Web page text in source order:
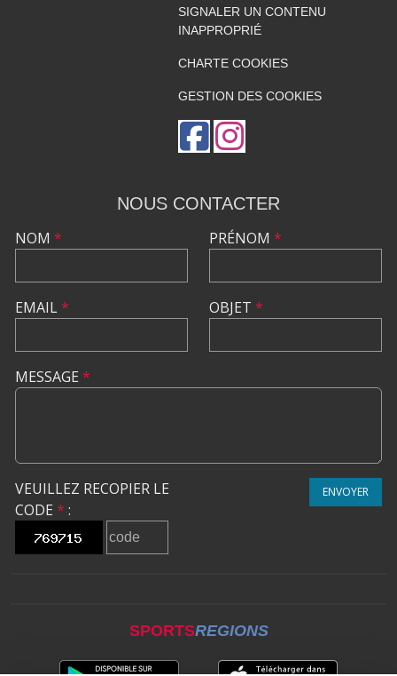
SIGNALER UN CONTENU
INAPPROPRIÉ
CHARTE COOKIES
GESTION DES COOKIES
NOUS CONTACTER
NOM *
EMAIL*
PRÉNOM *
OBJET *
MESSAGE *
VEUILLEZ RECOPIER LE
CODE * :
ENVOYER
SPORTSREGIONS